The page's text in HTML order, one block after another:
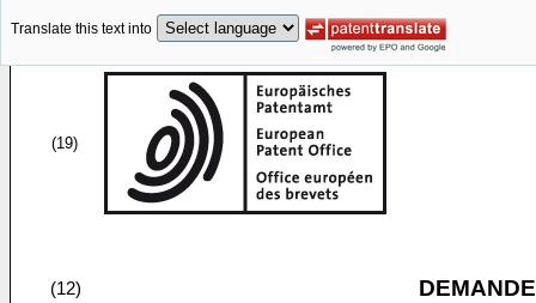
Translate this text into
(19)
(12)